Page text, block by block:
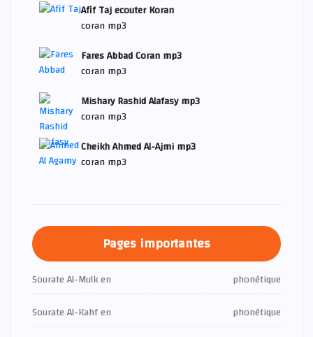
Afif Taj ecouter Koran
coran mp3
Fares Abbad Coran mp3
coran mp3
Mishary Rashid Alafasy mp3
coran mp3
Cheikh Ahmed Al-Ajmi mp3
coran mp3
Pages importantes
Sourate Al-Mulk en
phonétique
Sourate Al-Kahf en
phonétique